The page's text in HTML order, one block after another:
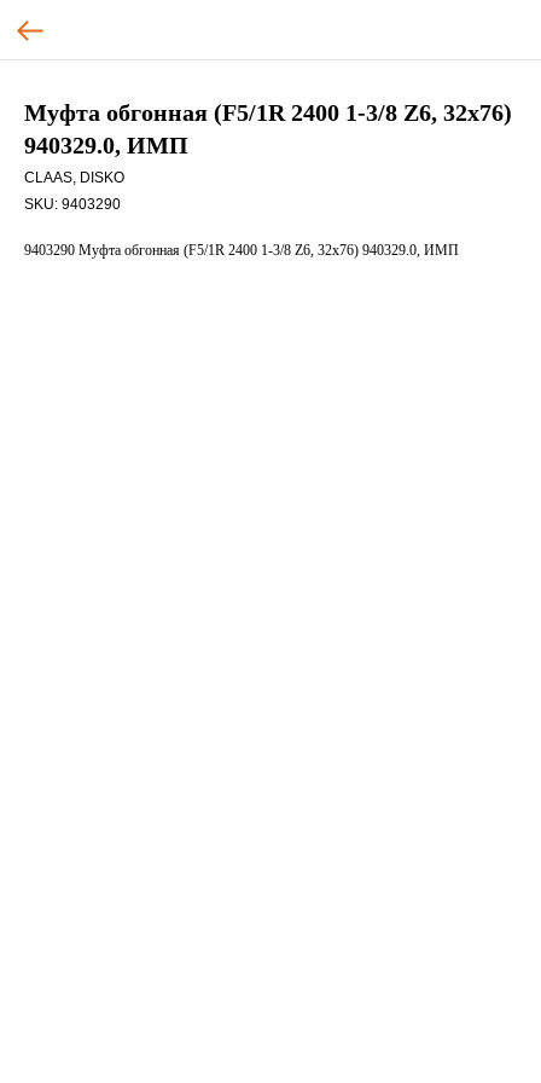
Муфта обгонная (F5/1R 2400 1-3/8 Z6, 32х76)
940329.0, ИМП
CLAAS, DISKO
SKU: 9403290
9403290 Муфта обгонная (F5/1R 2400 1-3/8 Z6, 32х76) 940329.0, ИМП